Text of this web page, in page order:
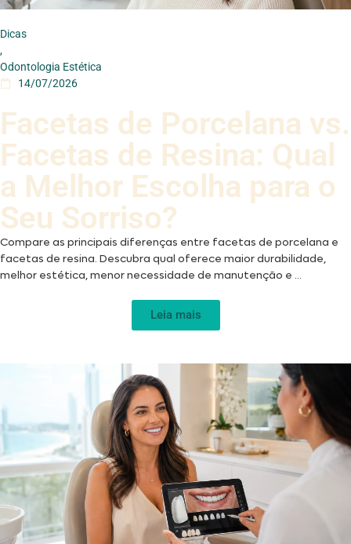
Dicas
,
Odontologia Estética
14/07/2026
Facetas de Porcelana vs.
Facetas de Resina: Qual
a Melhor Escolha para o
Seu Sorriso?
Compare as principais diferenças entre facetas de porcelana e
facetas de resina. Descubra qual oferece maior durabilidade,
melhor estética, menor necessidade de manutenção e ...
Leia mais